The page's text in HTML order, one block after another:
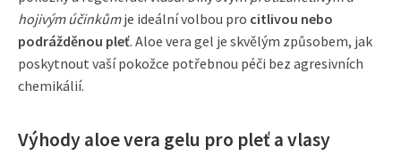
hojivým účinkůmje ideální volbou pro citlivou nebo
podrážděnou pleť. Aloe vera gel je skvělým způsobem, jak
poskytnout vaší pokožce potřebnou péči bez agresivních
chemikálií.
Výhody aloe vera gelu pro pleť a vlasy